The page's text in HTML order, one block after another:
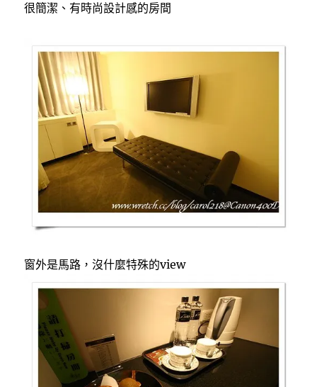
很簡潔、有時尚設計感的房間
窗外是馬路，沒什麼特殊的view